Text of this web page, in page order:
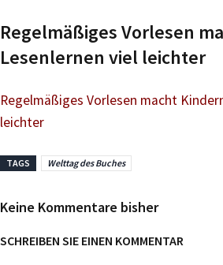
Regelmäßiges Vorlesen
Lesenlernen viel leichter
Regelmäßiges Vorlesen macht
leichter
TAGS Welttag des Buches
Keine Kommentare bisher
SCHREIBEN SIE EINEN KOMMENTAR